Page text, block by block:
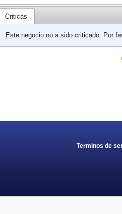
Criticas
Este negocio no a sido criticado. Por
Terminos de